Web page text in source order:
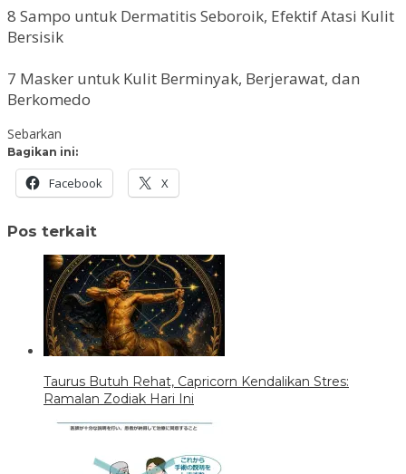
8 Sampo untuk Dermatitis Seboroik, Efektif Atasi Kulit
Bersisik
7 Masker untuk Kulit Berminyak, Berjerawat, dan
Berkomedo
Sebarkan
Bagikan ini:
Facebook X
Pos terkait
Taurus Butuh Rehat, Capricorn Kendalikan Stres:
Ramalan Zodiak Hari Ini